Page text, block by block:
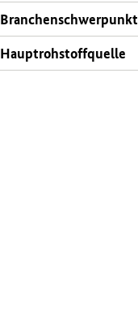
Branchenschwerpunkt
Hauptrohstoffquelle